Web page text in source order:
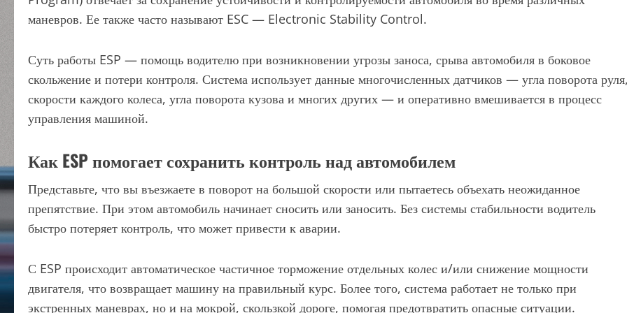
маневров. Ее также часто называют ESC — Electronic Stability Control.
Суть работы ESP — помощь водителю при возникновении угрозы заноса, срыва автомобиля в боковое
скольжение и потери контроля. Система использует данные многочисленных датчиков — угла поворота
скорости каждого колеса, угла поворота кузова и многих других — и оперативно вмешивается в процесс
управления машиной.
Как ESP помогает сохранить контроль над автомобилем
Представьте, что вы въезжаете в поворот на большой скорости или пытаетесь объехать неожиданное
препятствие. При этом автомобиль начинает сносить или заносить. Без системы стабильности водитель
быстро потеряет контроль, что может привести к аварии.
С ESP происходит автоматическое частичное торможение отдельных колес и/или снижение мощности
двигателя, что возвращает машину на правильный курс. Более того, система работает не только при
экстренных маневрах, но и на мокрой, скользкой дороге, помогая предотвратить опасные ситуации.